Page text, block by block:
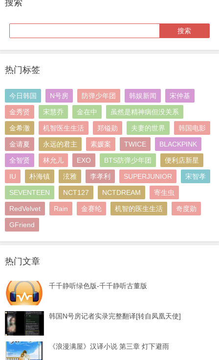
搜索
热门标签
今日韩国 N号房 防弹少年团 韩娱新闻 宋仲基
金秀贤 宋慧乔 金在中 虽然是精神病但没关系
金希澈 机智医生生活 郑镒勋 夫妻的世界 韩国电影
金请夏 永远的君主 素媛案 TWICE BLACKPINK
全智贤 林允儿 EXO BTS防弹少年团 便利店新星
IU 朴海镇 泫雅 李孝利 SUPERJUNIOR 宋智孝
SEVENTEEN NCT127 NCTDREAM 寄生虫
RedVelvet Rain 金赛纶 机智的医生生活 奇度勋
GFriend
热门文章
千千静听绿色版-千千静听古董版
韩国N号房记者实录完整翻译[转自凤凰天使]
《浪漫满屋》汉译小说 第三章 灯下避雨